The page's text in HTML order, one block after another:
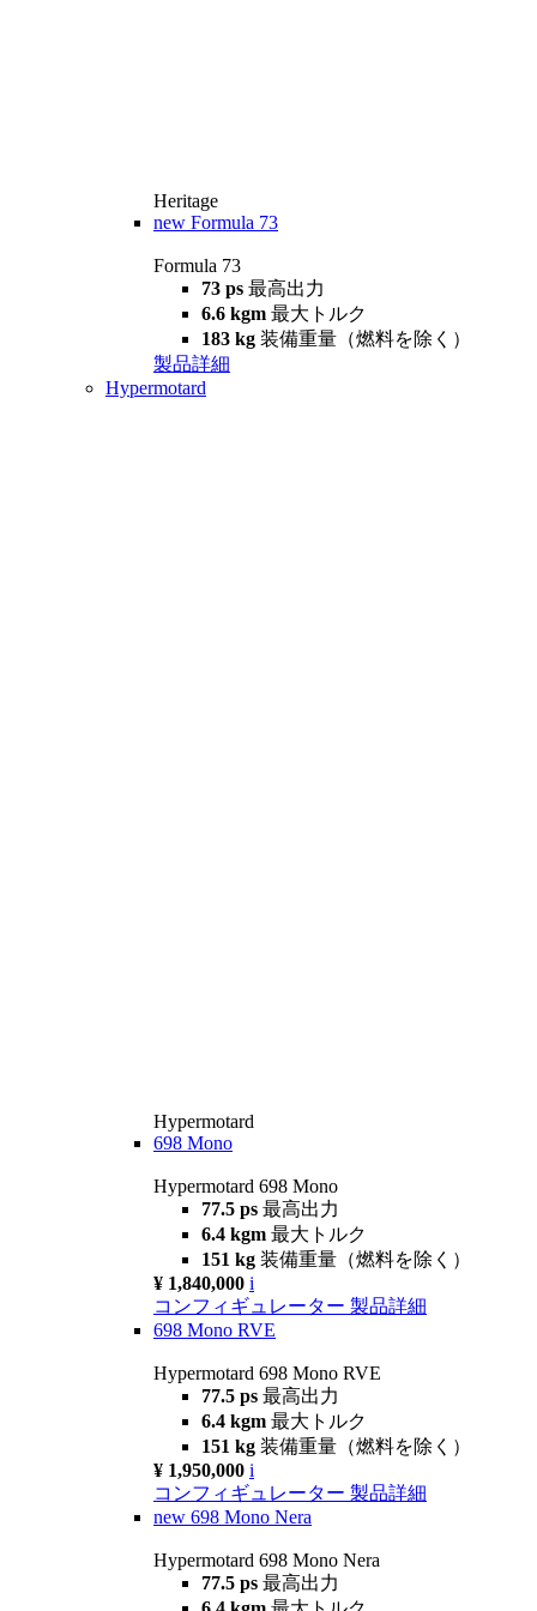
Heritage
new Formula 73
Formula 73
73 ps 最高出力
6.6 kgm 最大トルク
183 kg 装備重量（燃料を除く）
製品詳細
Hypermotard
Hypermotard
698 Mono
Hypermotard 698 Mono
77.5 ps 最高出力
6.4 kgm 最大トルク
151 kg 装備重量（燃料を除く）
¥ 1,840,000 i
コンフィギュレーター 製品詳細
698 Mono RVE
Hypermotard 698 Mono RVE
77.5 ps 最高出力
6.4 kgm 最大トルク
151 kg 装備重量（燃料を除く）
¥ 1,950,000 i
コンフィギュレーター 製品詳細
new 698 Mono Nera
Hypermotard 698 Mono Nera
77.5 ps 最高出力